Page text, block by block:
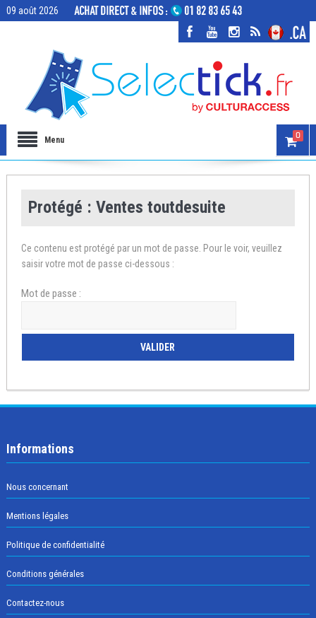
09 août 2026
Menu 0
Protégé : Ventes toutdesuite
Ce contenu est protégé par un mot de passe. Pour le voir, veuillez
saisir votre mot de passe ci-dessous :
Mot de passe :
Informations
Nous concernant
Mentions légales
Politique de confidentialité
Conditions générales
Contactez-nous